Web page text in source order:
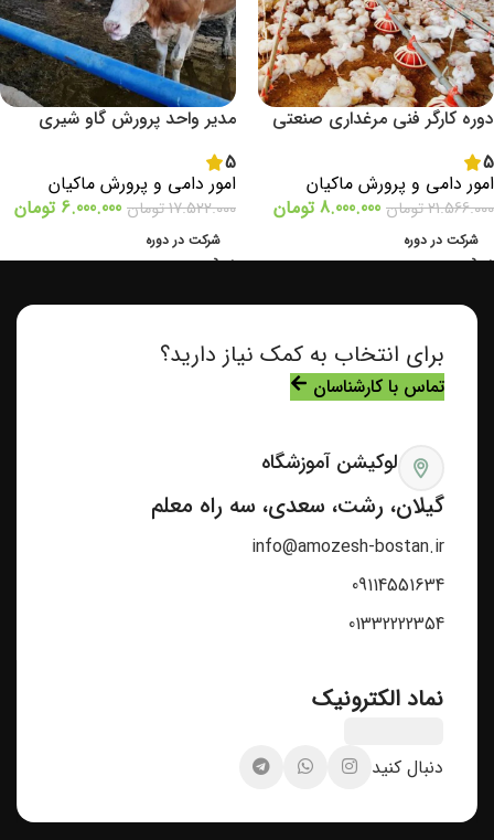
دوره کارگر فنی مرغداری صنعتی
5
امور دامی و پرورش ماکیان
21.566.000تومان 8.000.000 تومان
شرکت در دوره
مدیر واحد پرورش گاو شیری
5
امور دامی و پرورش ماکیان
17.522.000تومان 6.000.000 تومان
شرکت در دوره
برای انتخاب به کمک نیاز دارید؟
تماس با کارشناسان
لوکیشن آموزشگاه
گیلان، رشت، سعدی، سه راه معلم
info@amozesh-bostan.ir
09114551634
01332222354
نماد الکترونیک
دنبال کنید